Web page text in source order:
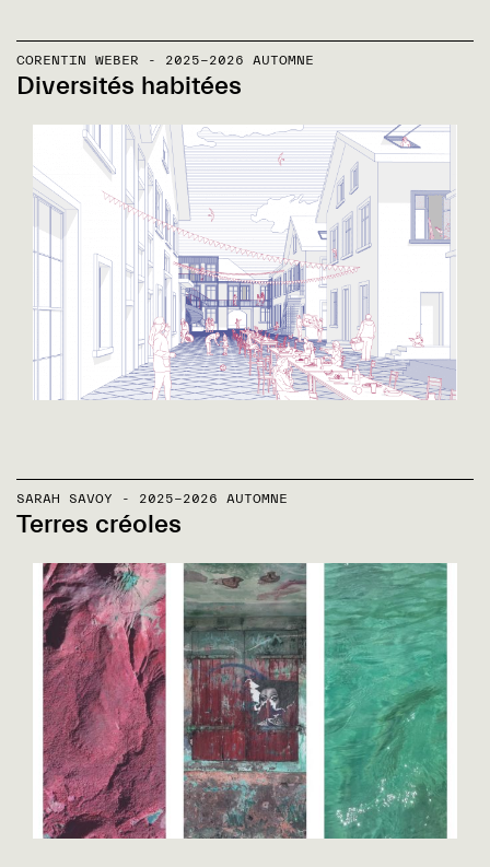
CORENTIN WEBER - 2025-2026 AUTOMNE
Diversités habitées
SARAH SAVOY - 2025-2026 AUTOMNE
Terres créoles